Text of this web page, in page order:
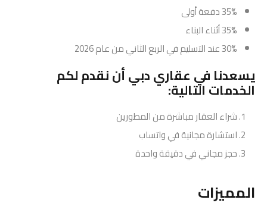
35% دفعة أولى
35% أثناء البناء
30% عند التسليم في الربع الثاني من عام 2026
يسعدنا في عقاري دبيأن نقدم لكم
الخدمات التالية:
شراء العقار مباشرة من المطورين
استشارة مجانية في واتساب
حجز مجاني في دقيقة واحدة
المميزات